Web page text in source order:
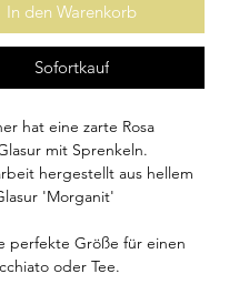
In den Warenkorb
Sofortkauf
hat eine zarte Rosa
mit Sprenkeln.
hergestellt aus hellem
'Morganit'
perfekte Größe für einen
oder Tee.